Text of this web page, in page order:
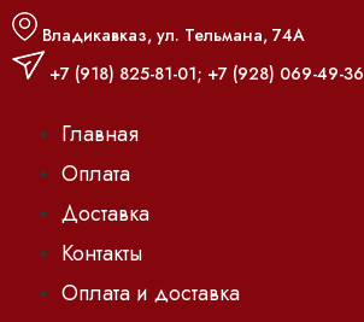
Владикавказ, ул. Тельмана, 74А
+7 (918) 825-81-01; +7 (928) 069-49-36
Главная
Оплата
Доставка
Контакты
Оплата и доставка